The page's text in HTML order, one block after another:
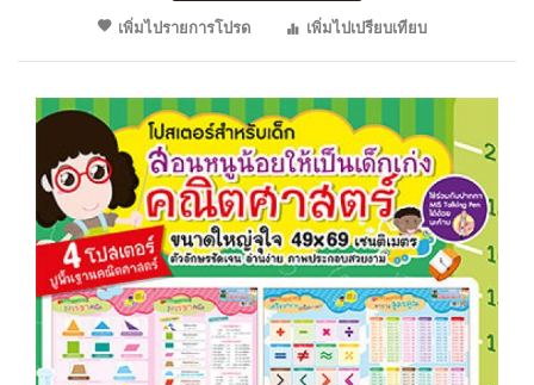
เพิ่มไปรายการโปรด
เพิ่มไปเปรียบเทียบ